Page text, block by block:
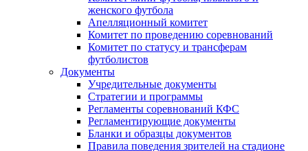
женского футбола
Апелляционный комитет
Комитет по проведению соревнований
Комитет по статусу и трансферам
футболистов
Документы
Учредительные документы
Стратегии и программы
Регламенты соревнований КФС
Регламентирующие документы
Бланки и образцы документов
Правила поведения зрителей на стадионе